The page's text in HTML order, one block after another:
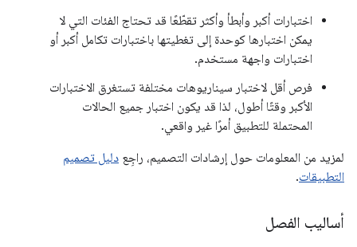
اختبارات أكبر وأبطأ وأكثر تقطّعًا قد تحتاج الفئات التي لا
يمكن اختبارها كوحدة إلى تغطيتها باختبارات تكامل أكبر أو
اختبارات واجهة مستخدم.
فرص أقل لاختبار سيناريوهات مختلفة تستغرق الاختبارات
الأكبر وقتًا أطول، لذا قد يكون اختبار جميع الحالات
المحتملة للتطبيق أمرًا غير واقعي.
لمزيد من المعلومات حول إرشادات التصميم، راجِع دليل تصميم
التطبيقات.
أساليب الفصل